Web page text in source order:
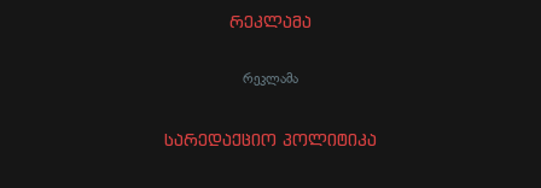
რეკლამა
რეკლამა
სარედაქციო პოლიტიკა